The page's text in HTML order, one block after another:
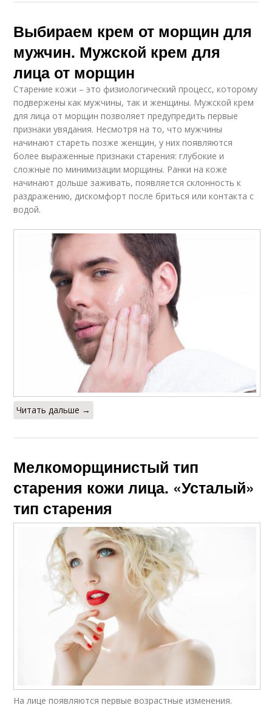
Выбираем крем от морщин для
мужчин. Мужской крем для
лица от морщин
Старение кожи – это физиологический процесс, которому
подвержены как мужчины, так и женщины. Мужской крем
для лица от морщин позволяет предупредить первые
признаки увядания. Несмотря на то, что мужчины
начинают стареть позже женщин, у них появляются
более выраженные признаки старения: глубокие и
сложные по минимизации морщины. Ранки на коже
начинают дольше заживать, появляется склонность к
раздражению, дискомфорт после бриться или контакта с
водой.
Читать дальше →
Мелкоморщинистый тип
старения кожи лица. «Усталый»
тип старения
На лице появляются первые возрастные изменения.